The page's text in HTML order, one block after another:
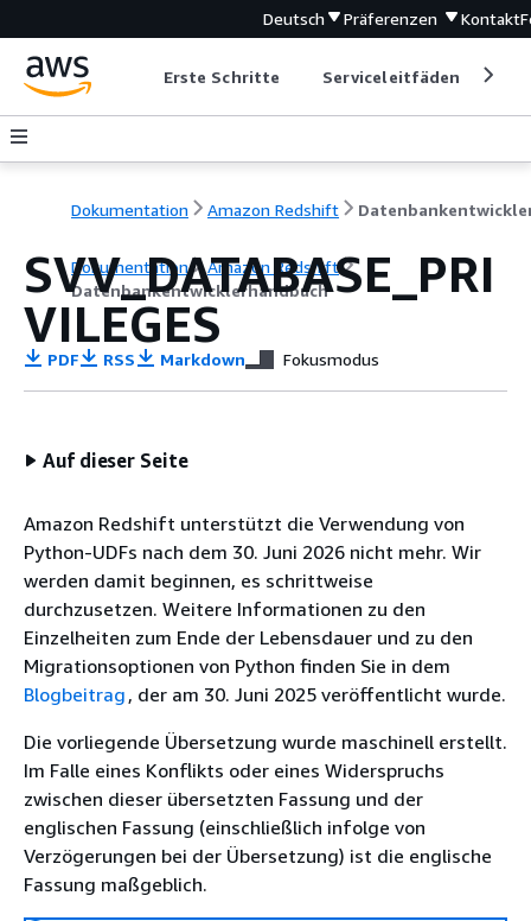
Deutsch Präferenzen Kontakt
Erste Schritte Serviceleitfäden
Dokumentation Amazon Redshift
Dokumentation
Amazon Redshift
Datenbankentwicklerhandbuch
SVV_DATABASE_PRI
VILEGES
PDF RSS Markdown Fokusmodus
Auf dieser Seite
Amazon Redshift unterstützt die Verwendung von
Python-UDFs nach dem 30. Juni 2026 nicht mehr. Wir
werden damit beginnen, es schrittweise
durchzusetzen. Weitere Informationen zu den
Einzelheiten zum Ende der Lebensdauer und zu den
Migrationsoptionen von Python finden Sie in dem
Blogbeitrag , der am 30. Juni 2025 veröffentlicht wurde.
Die vorliegende Übersetzung wurde maschinell erstellt.
Im Falle eines Konflikts oder eines Widerspruchs
zwischen dieser übersetzten Fassung und der
englischen Fassung (einschließlich infolge von
Verzögerungen bei der Übersetzung) ist die englische
Fassung maßgeblich.